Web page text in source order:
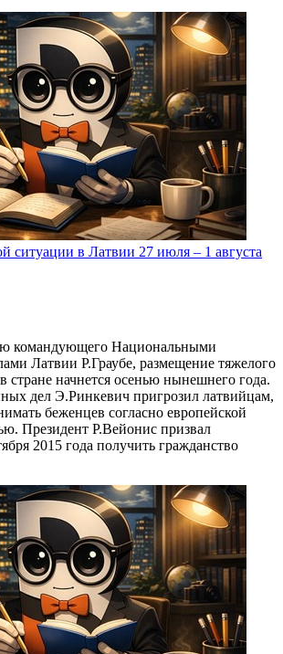
ситуации в Латвии 27 июля – 1 августа
командующего Национальными
Латвии Р.Граубе, размещение тяжелого
начнется осенью нынешнего года.
дел Э.Ринкевич пригрозил латвийцам,
беженцев согласно европейской
Президент Р.Вейонис призвал
2015 года получить гражданство